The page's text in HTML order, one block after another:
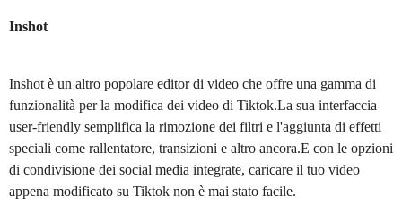
Inshot
Inshot è un altro popolare editor di video che offre una gamma di
funzionalità per la modifica dei video di Tiktok.La sua interfaccia
user-friendly semplifica la rimozione dei filtri e l'aggiunta di effetti
speciali come rallentatore, transizioni e altro ancora.E con le opzioni
di condivisione dei social media integrate, caricare il tuo video
appena modificato su Tiktok non è mai stato facile.